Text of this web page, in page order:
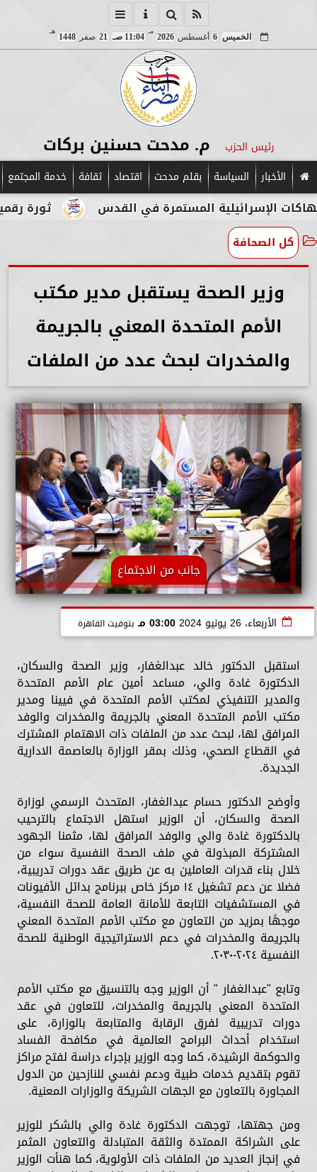
الخميس 6 أغسطس2026
مـ
11:04 صـ 21 صفر1448
هـ
رئيس الحزب م. مدحت حسنين بركات
الأخبار السياسة بقلم مدحت اقتصاد ثقافة خدمة المجتمع
ثورة رقمية في قلب المستمرة في القدس
كل الصحافة
وزير الصحة يستقبل مدير مكتب
الأمم المتحدة المعني بالجريمة
والمخدرات لبحث عدد من الملفات
جانب من الاجتماع
الأربعاء، 26 يونيو 2024 03:00 مـ بتوقيت القاهرة
استقبل الدكتور خالد عبدالغفار، وزير الصحة والسكان،
الدكتورة غادة والي، مساعد أمين عام الأمم المتحدة
والمدير التنفيذي لمكتب الأمم المتحدة في فيينا ومدير
مكتب الأمم المتحدة المعني بالجريمة والمخدرات والوفد
المرافق لها، لبحث عدد من الملفات ذات الاهتمام المشترك
في القطاع الصحي، وذلك بمقر الوزارة بالعاصمة الادارية
الجديدة.
وأوضح الدكتور حسام عبدالغفار، المتحدث الرسمي لوزارة
الصحة والسكان، أن الوزير استهل الاجتماع بالترحيب
بالدكتورة غادة والي والوفد المرافق لها، مثمنا الجهود
المشتركة المبذولة في ملف الصحة النفسية سواء من
خلال بناء قدرات العاملين به عن طريق عقد دورات تدريبية،
فضلا عن دعم تشغيل ١٤ مركز خاص ببرنامج بدائل الأفيونات
في المستشفيات التابعة للأمانة العامة للصحة النفسية،
موجهًا بمزيد من التعاون مع مكتب الأمم المتحدة المعني
بالجريمة والمخدرات في دعم الاستراتيجية الوطنية للصحة
النفسية ٢٠٢٤-٢٠٣٠.
وتابع "عبدالغفار " أن الوزير وجه بالتنسيق مع مكتب الأمم
المتحدة المعني بالجريمة والمخدرات، للتعاون في عقد
دورات تدريبية لفرق الرقابة والمتابعة بالوزارة، على
استخدام أحداث البرامج العالمية في مكافحة الفساد
والحوكمة الرشيدة، كما وجه الوزير بإجراء دراسة لفتح مراكز
تقوم بتقديم خدمات طبية ودعم نفسي للنازحين من الدول
المجاورة بالتعاون مع الجهات الشريكة والوزارات المعنية.
ومن جهتها، توجهت الدكتورة غادة والي بالشكر للوزير
على الشراكة الممتدة والثقة المتبادلة والتعاون المثمر
في إنجاز العديد من الملفات ذات الأولوية، كما هنأت الوزير